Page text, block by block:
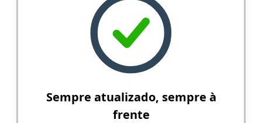
Sempre atualizado, sempre à
frente